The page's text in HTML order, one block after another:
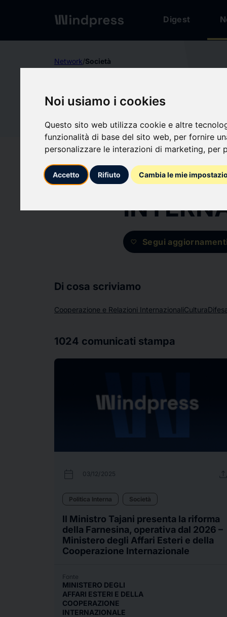
Noi usiamo i cookies
Questo sito web utilizza cookie e altre
funzionalità di base del sito web, per fornire
personalizzare le interazioni di marketing, per
Accetto Rifiuto Cambia le mie
Digest
Network/Società
MI
Società
ESTERI
favorite Segui
Di cosa scriviamo
Cooperazione e Relazioni InternazionaliCultura
1024 comunicati stampa
calendar_today 03/12/2025
Politica Interna Società
Il Ministro Tajani presenta la riforma
della Farnesina, operativa dal 2026 –
Ministero degli Affari Esteri e della
Cooperazione Internazionale
Fonte
MINISTERO DEGLI
AFFARI ESTERI E DELLA
COOPERAZIONE
INTERNAZIONALE